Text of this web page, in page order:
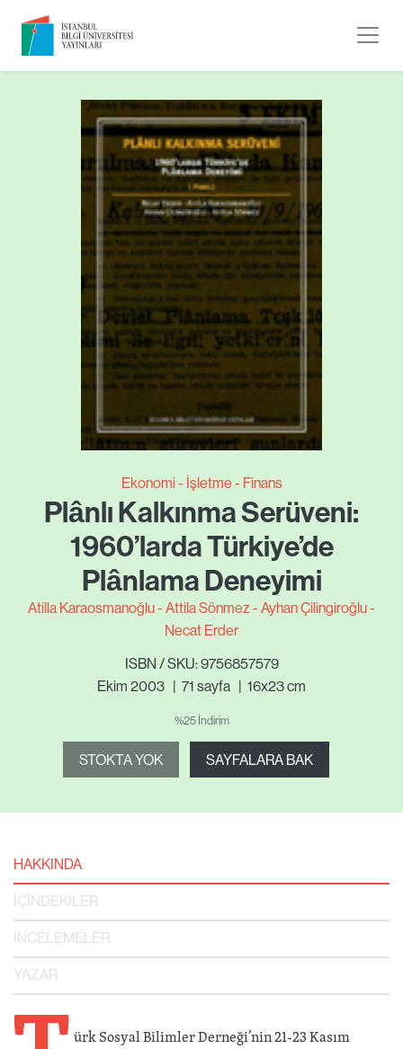
Ekonomi - İşletme - Finans
Plânlı Kalkınma Serüveni:
1960’larda Türkiye’de
Plânlama Deneyimi
Atilla Karaosmanoğlu Attila Sönmez
Ayhan Çilingiroğlu
Necat Erder
ISBN / SKU: 9756857579
Ekim 2003 | 71 sayfa | 16x23 cm
%25 İndirim
STOKTA YOK SAYFALARA BAK
HAKKINDA
İÇİNDEKİLER
İNCELEMELER
YAZAR
ürk Sosyal Bilimler Derneği’nin 21-23 Kasım